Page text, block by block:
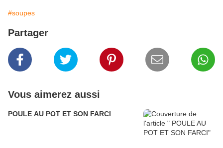
#soupes
Partager
Vous aimerez aussi
POULE AU POT ET SON FARCI